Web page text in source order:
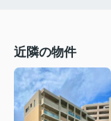
近隣の物件